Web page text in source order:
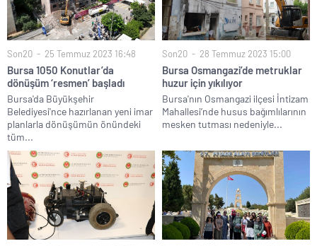
Son20 25 Temmuz 2023 16:48
Bursa 1050 Konutlar’da
dönüşüm ‘resmen’ başladı
Bursa'da Büyükşehir
Belediyesi'nce hazırlanan yeni imar
planlarla dönüşümün önündeki
tüm...
Son20 28 Temmuz 2023 15:00
Bursa Osmangazi’de metruklar
huzur için yıkılıyor
Bursa'nın Osmangazi ilçesi İntizam
Mahallesi’nde husus bağımlılarının
mesken tutması nedeniyle...